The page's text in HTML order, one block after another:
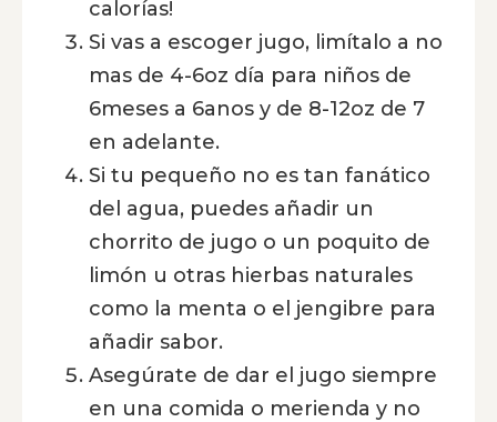
calorías!
Si vas a escoger jugo, limítalo a no
mas de 4-6oz día para niños de
6meses a 6anos y de 8-12oz de 7
en adelante.
Si tu pequeño no es tan fanático
del agua, puedes añadir un
chorrito de jugo o un poquito de
limón u otras hierbas naturales
como la menta o el jengibre para
añadir sabor.
Asegúrate de dar el jugo siempre
en una comida o merienda y no